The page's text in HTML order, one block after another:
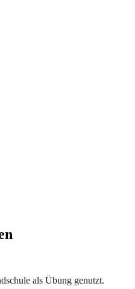
als Übung genutzt.